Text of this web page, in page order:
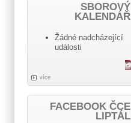
SBOROVÝ
KALENDÁŘ
Žádné nadcházející
události
více
FACEBOOK ČCE
LIPTÁL